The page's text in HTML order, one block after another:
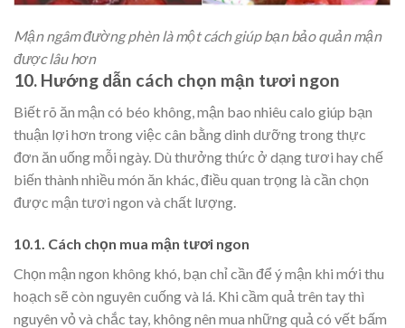
Mận ngâm đường phèn là một cách giúp bạn bảo quản mận
được lâu hơn
10. Hướng dẫn cách chọn mận tươi ngon
Biết rõ ăn mận có béo không, mận bao nhiêu calo giúp bạn
thuận lợi hơn trong việc cân bằng dinh dưỡng trong thực
đơn ăn uống mỗi ngày. Dù thưởng thức ở dạng tươi hay chế
biến thành nhiều món ăn khác, điều quan trọng là cần chọn
được mận tươi ngon và chất lượng.
10.1. Cách chọn mua mận tươi ngon
Chọn mận ngon không khó, bạn chỉ cần để ý mận khi mới thu
hoạch sẽ còn nguyên cuống và lá. Khi cầm quả trên tay thì
nguyên vỏ và chắc tay, không nên mua những quả có vết bấm